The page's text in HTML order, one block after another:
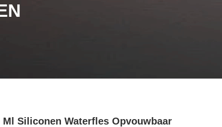
Ml Siliconen Waterfles Opvouwbaar